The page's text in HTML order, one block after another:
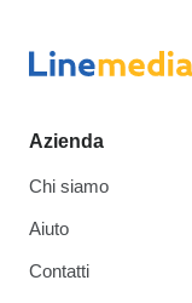
Azienda
Chi siamo
Aiuto
Contatti